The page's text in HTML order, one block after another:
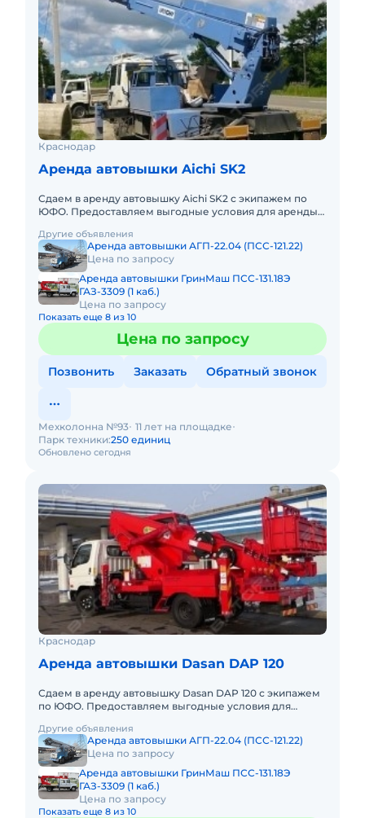
Краснодар
Аренда автовышки Aichi SK2
Сдаем в аренду автовышку Aichi SK2 с экипажем по
ЮФО. Предоставляем выгодные условия для аренды
Кроме аренды спе
Другие объявления
Аренда автовышки АГП-22.04 (ПСС-121.22)
Цена по запросу
Аренда автовышки ГринМаш ПСС-131.18Э
ГАЗ-3309 (1 каб.)
Цена по запросу
Показать еще 8 из 10
Цена по запросу
Позвонить Заказать Обратный звонок
Обновлено сегодня
Мехколонна №93 11 лет на площадке
Парк техники:250 единиц
Краснодар
Аренда автовышки Dasan DAP 120
Сдаем в аренду автовышку Dasan DAP 120 с экипажем
по ЮФО. Предоставляем выгодные условия для
федеральном округе. Кроме а
Другие объявления
Аренда автовышки АГП-22.04 (ПСС-121.22)
Цена по запросу
Аренда автовышки ГринМаш ПСС-131.18Э
ГАЗ-3309 (1 каб.)
Цена по запросу
Показать еще 8 из 10